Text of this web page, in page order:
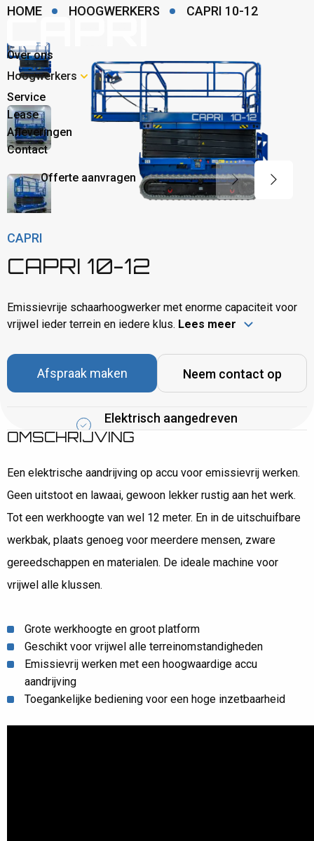
Over ons
Hoogwerkers
Service
Lease
Afleveringen
Contact
Offerte aanvragen
HOME HOOGWERKERS CAPRI 10-12
CAPRI
CAPRI 10-12
Emissievrije schaarhoogwerker met enorme capaciteit voor
vrijwel ieder terrein en iedere klus. Lees meer
Afspraak maken Neem contact op
Elektrisch aangedreven
OMSCHRIJVING
Een elektrische aandrijving op accu voor emissievrij werken.
Geen uitstoot en lawaai, gewoon lekker rustig aan het werk.
Tot een werkhoogte van wel 12 meter. En in de uitschuifbare
werkbak, plaats genoeg voor meerdere mensen, zware
gereedschappen en materialen. De ideale machine voor
vrijwel alle klussen.
Grote werkhoogte en groot platform
Geschikt voor vrijwel alle terreinomstandigheden
Emissievrij werken met een hoogwaardige accu
aandrijving
Toegankelijke bediening voor een hoge inzetbaarheid